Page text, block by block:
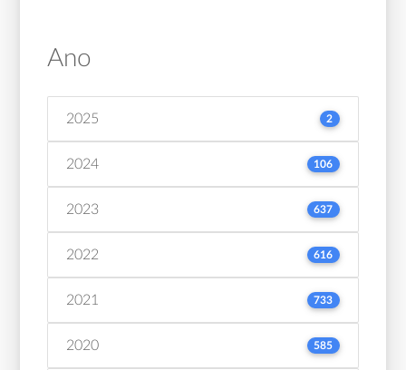
Ano
2025 2
2024 106
2023 637
2022 616
2021 733
2020 585